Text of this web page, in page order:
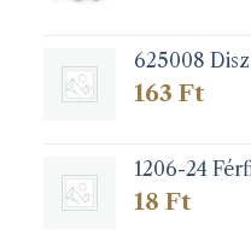
625008
163 Ft
1206-24
18 Ft